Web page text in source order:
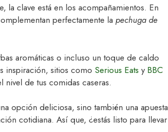
la clave está en los acompañamientos. En
perfectamente la pechuga de
aromáticas o incluso un toque de caldo
inspiración, sitios como Serious Eats y BBC
de tus comidas caseras.
opción deliciosa, sino también una apuesta
cotidiana. Así que, ¿estás listo para llevar